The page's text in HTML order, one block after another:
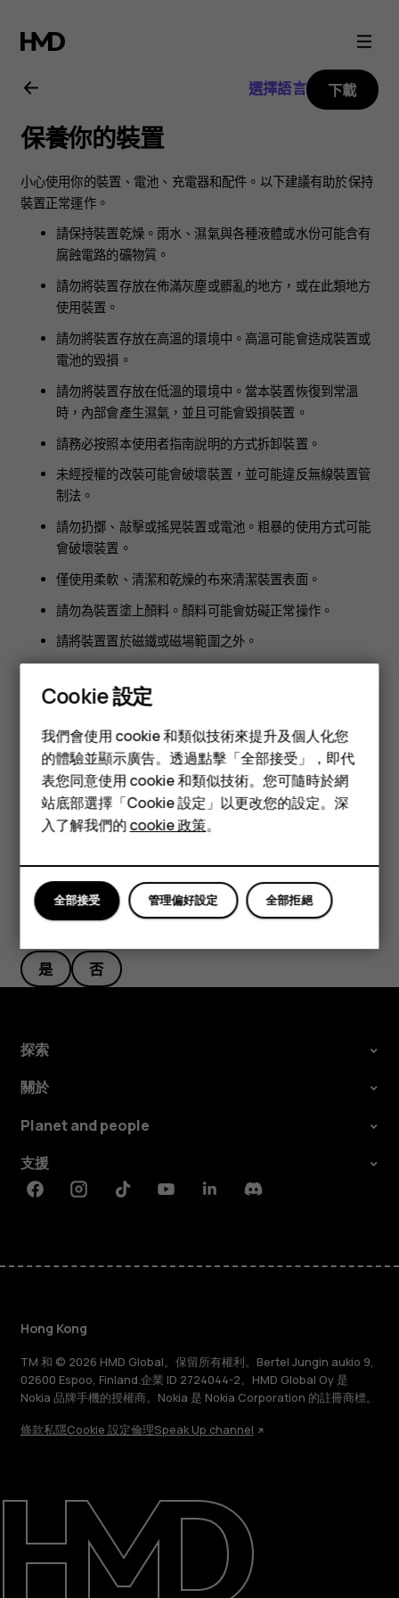
Nokia
2720
用
戶
指
南
智慧型手機
功能型手機
配件
平板電腦
關於
維修、循環再用、回收再造
支援
選擇語言 下載
保養你的裝置
小心使用你的裝置、電池、充電器和配件。以下建議有助於保持
裝置正常運作。
請保持裝置乾燥。雨水、濕氣與各種液體或水份可能含有
腐蝕電路的礦物質。
請勿將裝置存放在佈滿灰塵或髒亂的地方，或在此類地方
使用裝置。
請勿將裝置存放在高溫的環境中。高溫可能會造成裝置或
電池的毀損。
請勿將裝置存放在低溫的環境中。當本裝置恢復到常溫
時，內部會產生濕氣，並且可能會毀損裝置。
請務必按照本使用者指南說明的方式拆卸裝置。
未經授權的改裝可能會破壞裝置，並可能違反無線裝置管
制法。
請勿扔擲、敲擊或搖晃裝置或電池。粗暴的使用方式可能
會破壞裝置。
僅使用柔軟、清潔和乾燥的布來清潔裝置表面。
請勿為裝置塗上顏料。顏料可能會妨礙正常操作。
請將裝置置於磁鐵或磁場範圍之外。
方，例如你的裝置、記憶卡或電腦上，或寫下重要資料。
下，這是正常的現象。為了避免過熱，裝置會自動降低速度、關
閉應用程式、停止充電，並且在必要時自動關機。如果裝置運作
不正常，請洽詢就近的授權維修機構。
您認為這有幫助嗎？
是 否
探索
關於
Planet and people
支援
FacebookInstagramTiktokYoutubeLinkedinDiscord
Hong Kong
TM 和 © 2026 HMD Global。保留所有權利。Bertel Jungin aukio 9,
02600 Espoo, Finland.企業 ID 2724044-2。HMD Global Oy 是
Nokia 品牌手機的授權商。Nokia 是 Nokia Corporation 的註冊商標。
條款私隱Cookie 設定倫理Speak Up channel
Cookie 設定
我們會使用 cookie 和類似技術來提升及個人化您
的體驗並顯示廣告。透過點擊「全部接受」，即代
表您同意使用 cookie 和類似技術。您可隨時於網
站底部選擇「Cookie 設定」以更改您的設定。深
入了解我們的cookie 政策。
全部拒絕
管理偏好設定
全部接受